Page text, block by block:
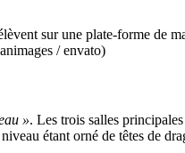
sur une plate-forme de
/ envato)
». Les trois salles
étant orné de têtes de